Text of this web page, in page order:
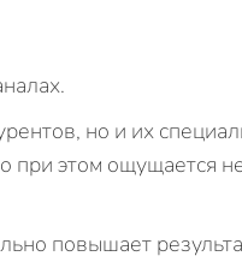
но и их
этом ощущается
повышает